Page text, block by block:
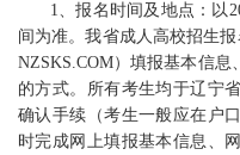
1、报名时间及地点：以
间为准。我省成人高校招生
NZSKS.COM）填报基本信
的方式。所有考生均于辽宁
确认手续（考生一般应在户
时完成网上填报基本信息、